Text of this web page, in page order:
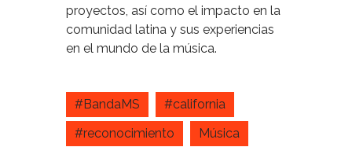
proyectos, así como el impacto en la
comunidad latina y sus experiencias
en el mundo de la música.
#BandaMS
#california
#reconocimiento
Música